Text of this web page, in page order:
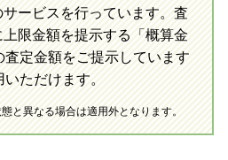
れ 写真の撮影方法
定の流れ 写真の撮影方法
サービスを行っています。査
上限金額を提示する「概算金
定金額をご提示しています
ただけます。
と異なる場合は適用外となります。